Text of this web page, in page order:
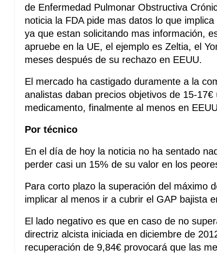
de Enfermedad Pulmonar Obstructiva
noticia la FDA pide mas datos lo que
ya que estan solicitando mas información,
apruebe en la UE, el ejemplo es Zeltia, el
meses después de su rechazo en EEUU.
El mercado ha castigado duramente a la
analistas daban precios objetivos de 15-
medicamento, finalmente al menos en
Por técnico
En el día de hoy la noticia no ha sentado
perder casi un 15% de su valor en los
Para corto plazo la superación del máximo
implicar al menos ir a cubrir el GAP bajista
El lado negativo es que en caso de no
directriz alcista iniciada en diciembre de
recuperación de 9,84€ provocará que las